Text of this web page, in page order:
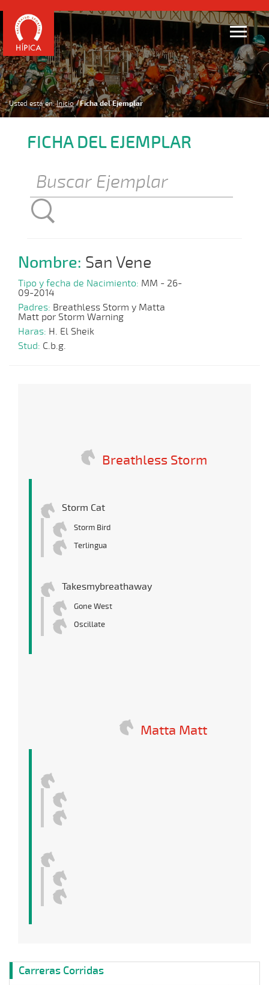
Usted está en: Inicio Ficha del Ejemplar
FICHA DEL EJEMPLAR
Nombre: San Vene
Tipo y fecha de Nacimiento: MM - 26-
09-2014
Padres: Breathless Storm y Matta
Matt por Storm Warning
Haras: H. El Sheik
Stud: C.b.g.
Breathless Storm
Storm Cat
Storm Bird
Terlingua
Takesmybreathaway
Gone West
Oscillate
Matta Matt
Carreras Corridas